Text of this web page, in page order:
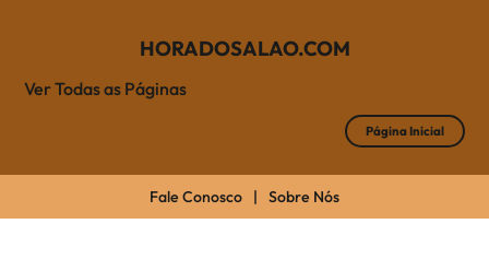
Ver Todas as Páginas
HORADOSALAO.COM
Página Inicial
Fale Conosco | Sobre Nós